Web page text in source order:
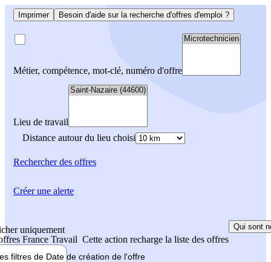
Imprimer Besoin d'aide sur la recherche d'offres d'emploi ?
Métier, compétence, mot-clé, numéro d'offre
Lieu de travail
Distance autour du lieu choisi
Rechercherdes offres
uniquement
France Travail Cette action recharge la liste des offres
Qui sont
filtres de Date de création de l'offre
Créer une alerte